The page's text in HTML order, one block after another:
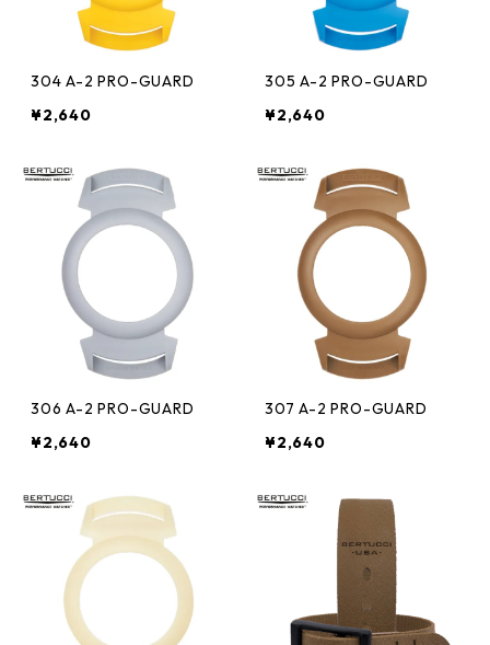
304 A-2 PRO-GUARD
¥2,640
305 A-2 PRO-GUARD
¥2,640
306 A-2 PRO-GUARD
¥2,640
307 A-2 PRO-GUARD
¥2,640